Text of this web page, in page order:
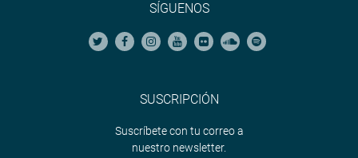
SÍGUENOS
SUSCRIPCIÓN
Suscríbete con tu correo a
nuestro newsletter.